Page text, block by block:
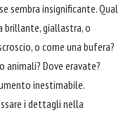
sembra insignificante. Qual
brillante, giallastra, o
o come una bufera?
animali? Dove eravate?
inestimabile.
i dettagli nella